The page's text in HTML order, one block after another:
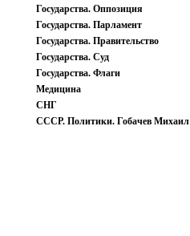
Государства. Оппозиция
Государства. Парламент
Государства. Правительство
Государства. Суд
Государства. Флаги
Медицина
СНГ
СССР. Политики. Гобачев Михаил